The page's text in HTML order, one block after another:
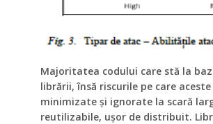
Majoritatea codului care stă la
librării, însă riscurile pe care
minimizate și ignorate la scară
reutilizabile, ușor de distribuit.